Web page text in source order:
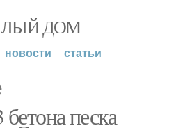
ДОМ
новости статьи
песка